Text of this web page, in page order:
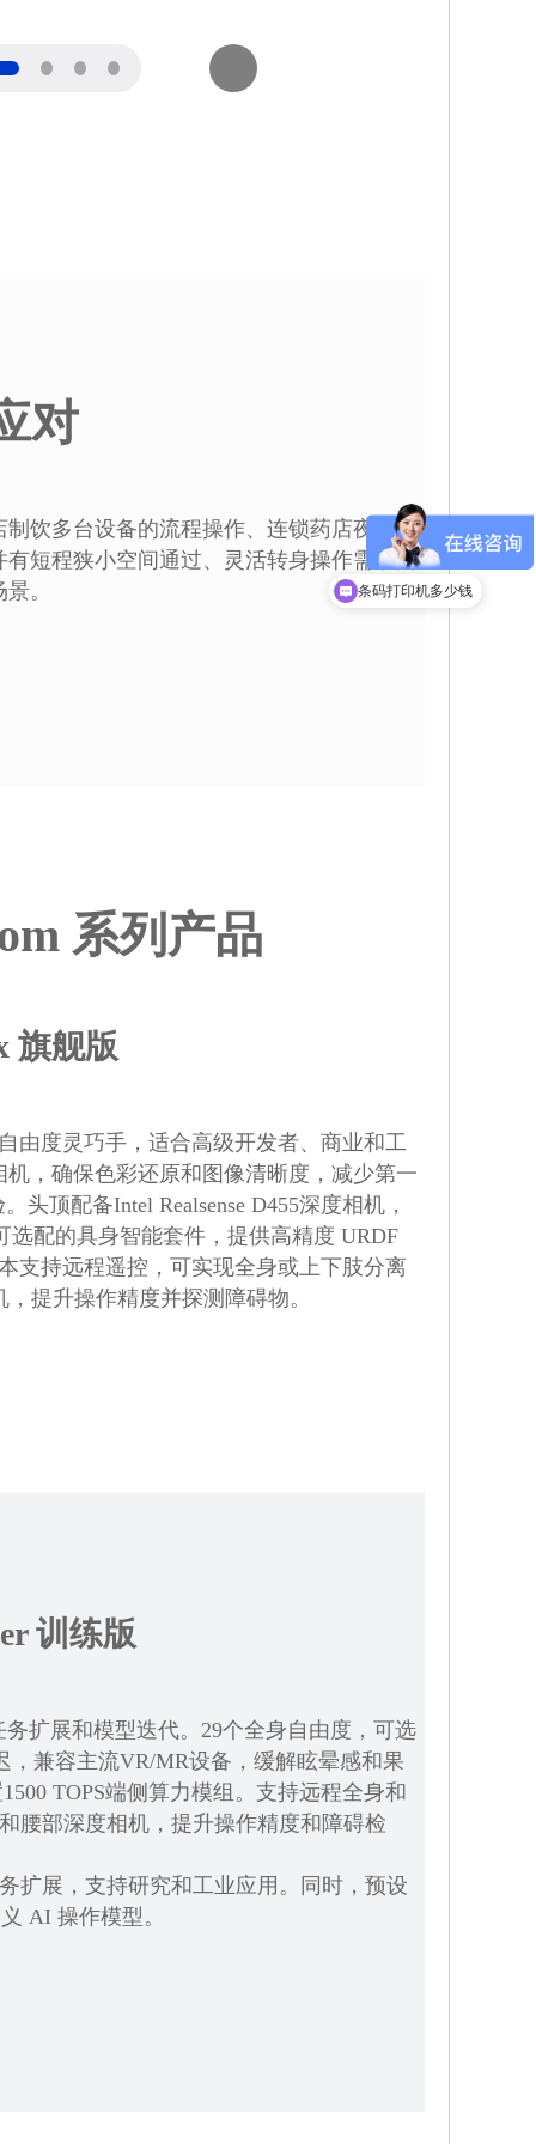
对
饮多台设备的流程操作、连锁药店夜间取
短程狭小空间通过、灵活转身操作需求的
。
系列产品
旗舰版
由度灵巧手，适合高级开发者、商业和工
，确保色彩还原和图像清晰度，减少第一
顶配备Intel Realsense D455深度相机，
选配的具身智能套件，提供高精度 URDF
支持远程遥控，可实现全身或上下肢分离
提升操作精度并探测障碍物。
训练版
扩展和模型迭代。29个全身自由度，可选
兼容主流VR/MR设备，缓解眩晕感和果
TOPS端侧算力模组。支持远程全身和
腰部深度相机，提升操作精度和障碍检
扩展，支持研究和工业应用。同时，预设
AI 操作模型。
条码打印机多少钱
现在有优惠活动吗